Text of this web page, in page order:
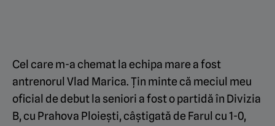
Cel care m-a chemat la echipa mare a fost
antrenorul Vlad Marica. Ţin minte că meciul meu
oficial de debut la seniori a fost o partidă în Divizia
B, cu Prahova Ploieşti, câştigată de Farul cu 1-0,